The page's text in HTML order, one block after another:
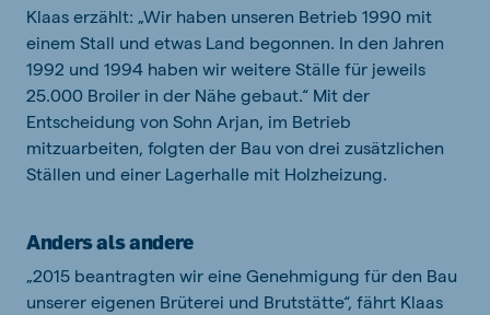
Klaas erzählt: „Wir haben unseren Betrieb 1990 mit
einem Stall und etwas Land begonnen. In den Jahren
1992 und 1994 haben wir weitere Ställe für jeweils
25.000 Broiler in der Nähe gebaut.“ Mit der
Entscheidung von Sohn Arjan, im Betrieb
mitzuarbeiten, folgten der Bau von drei zusätzlichen
Ställen und einer Lagerhalle mit Holzheizung.
Anders als andere
„2015 beantragten wir eine Genehmigung für den Bau
unserer eigenen Brüterei und Brutstätte“, fährt Klaas